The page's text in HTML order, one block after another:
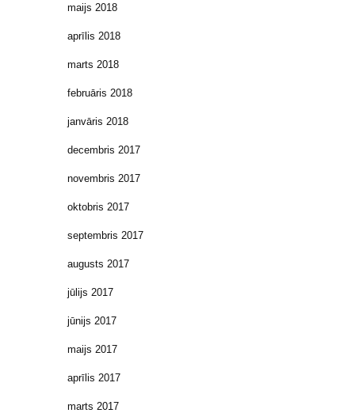
maijs 2018
aprīlis 2018
marts 2018
februāris 2018
janvāris 2018
decembris 2017
novembris 2017
oktobris 2017
septembris 2017
augusts 2017
jūlijs 2017
jūnijs 2017
maijs 2017
aprīlis 2017
marts 2017